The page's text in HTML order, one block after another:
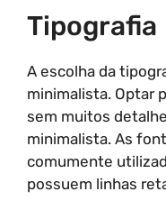
Tipografia
A escolha da
minimalista. Optar
sem muitos
minimalista. As
comumente
possuem linhas